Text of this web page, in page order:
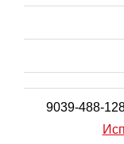
9039-488-